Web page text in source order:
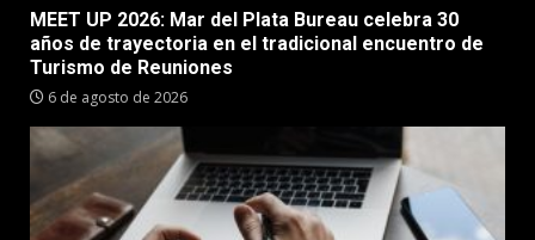
MEET UP 2026: Mar del Plata Bureau celebra 30
años de trayectoria en el tradicional encuentro de
Turismo de Reuniones
6 de agosto de 2026